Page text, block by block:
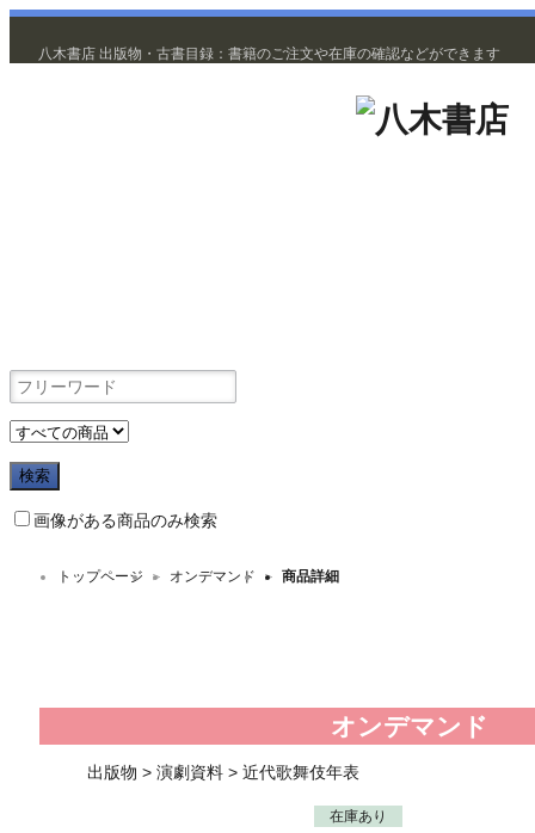
八木書店 出版物・古書目録：書籍のご注文や在庫の確認などができます
画像がある商品のみ検索
トップページ ＞ オンデマンド ＞ 商品詳細
オンデマンド
出版物 > 演劇資料 > 近代歌舞伎年表
在庫あり